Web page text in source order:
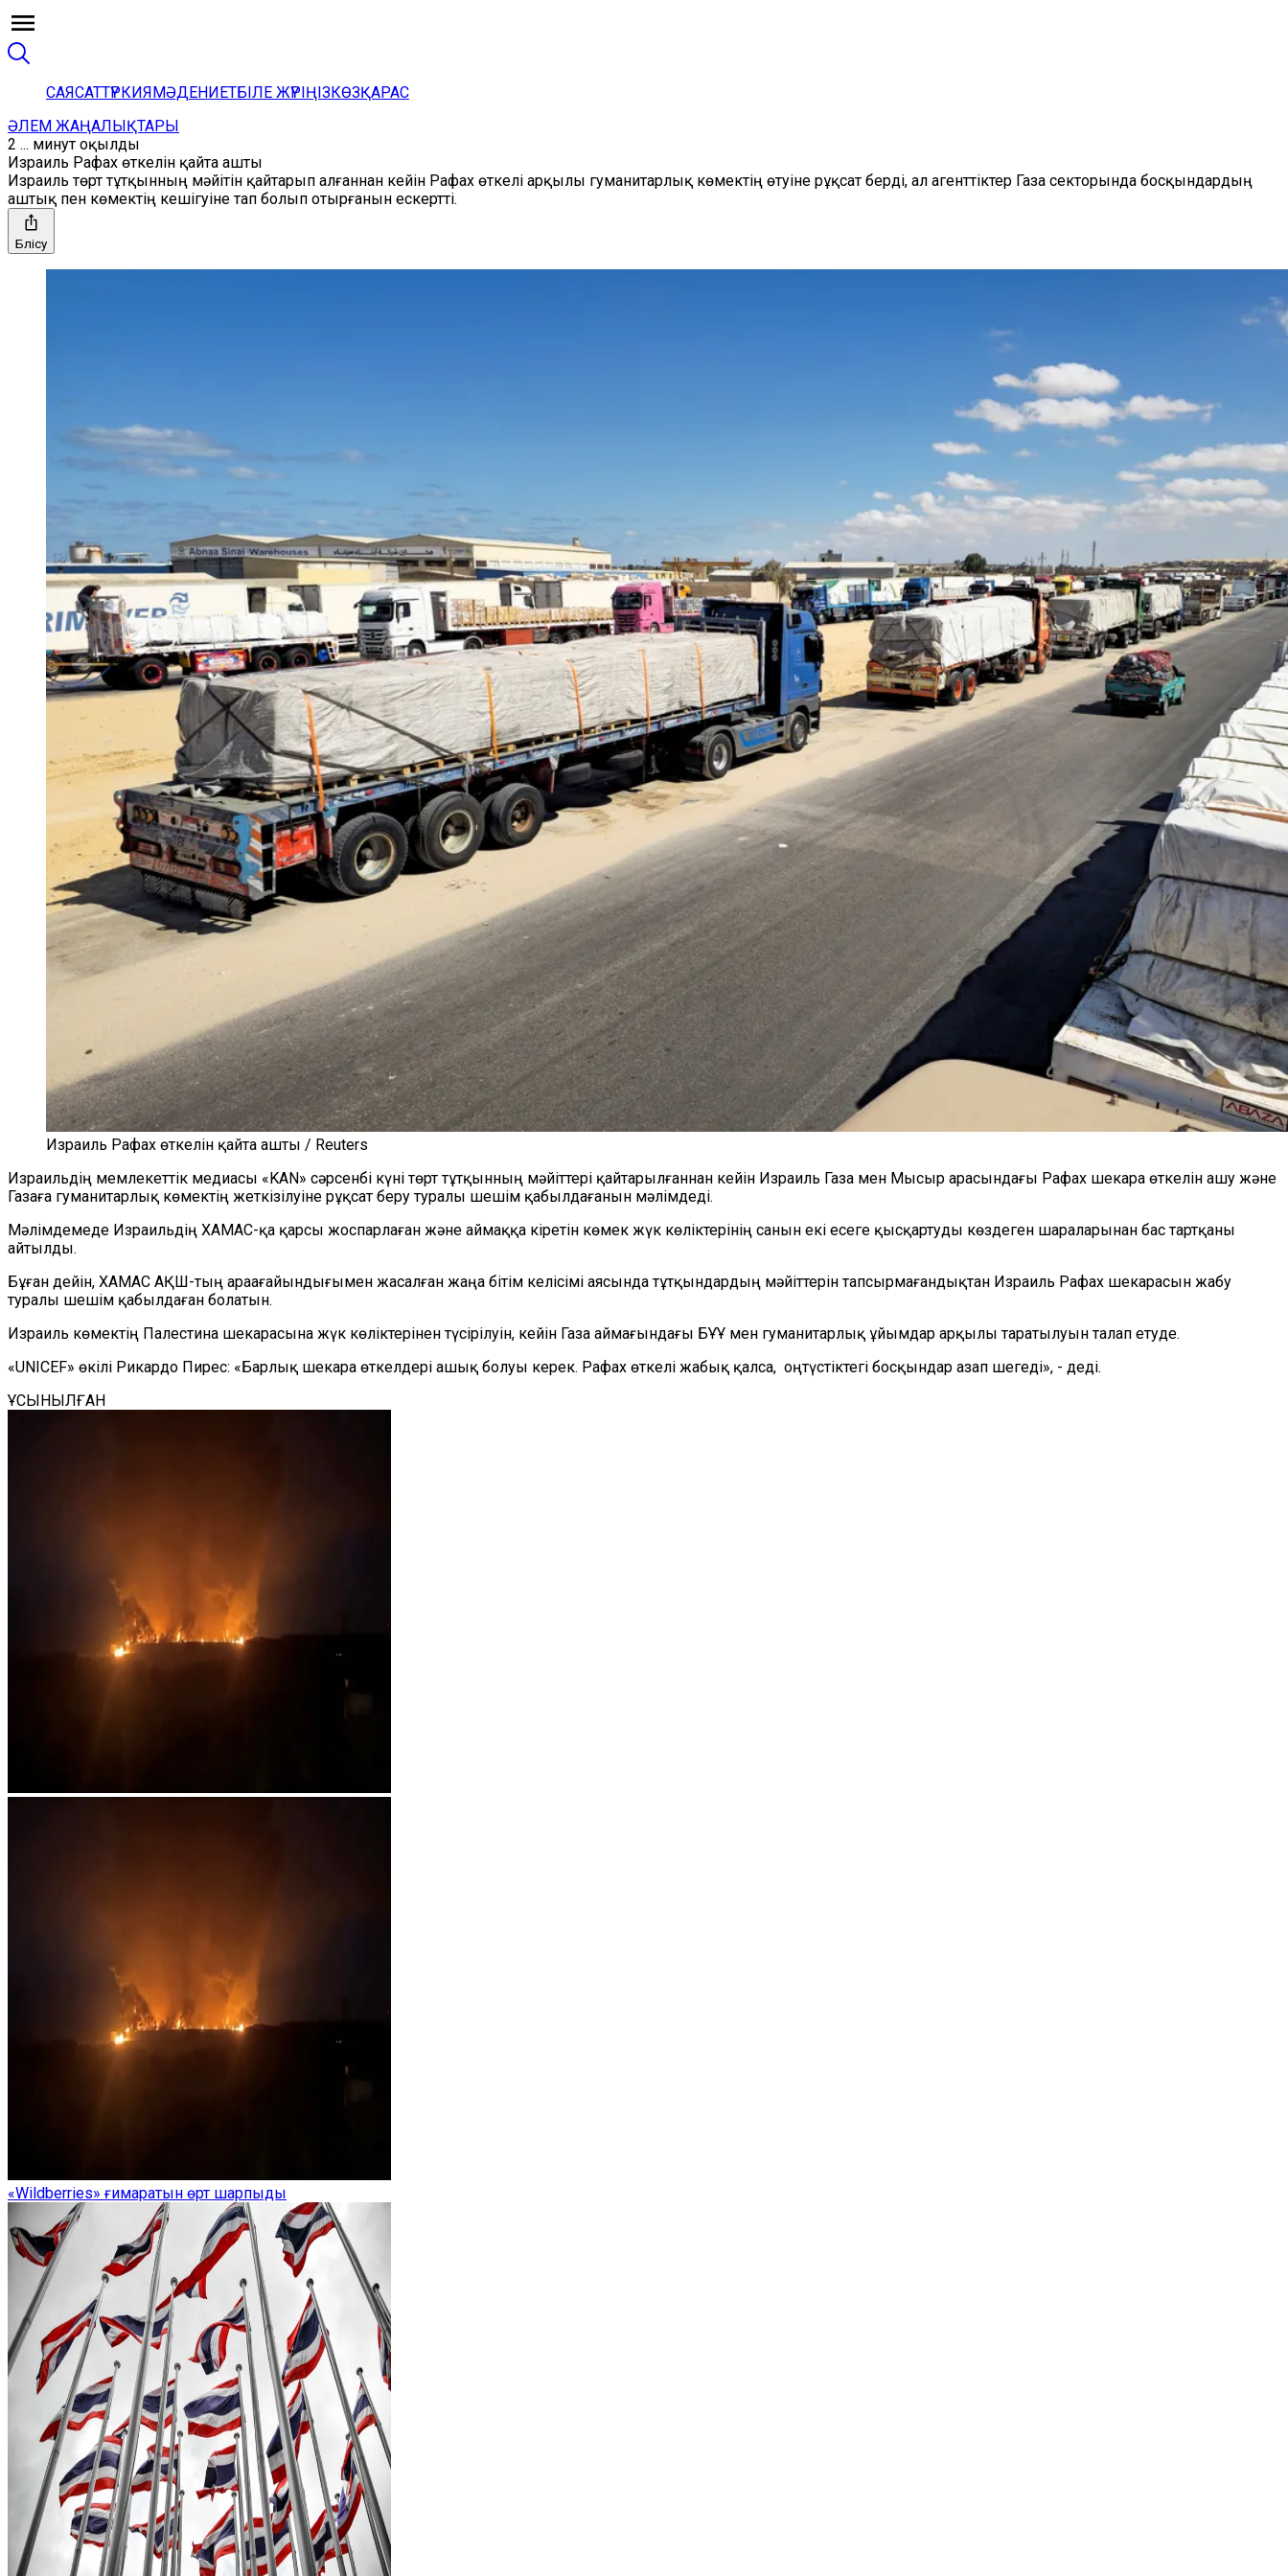
САЯСАТТҮРКИЯМӘДЕНИЕТБІЛЕ ЖҮРІҢІЗКӨЗҚАРАС
ӘЛЕМ ЖАҢАЛЫҚТАРЫ
2 ... минут оқылды
Израиль Рафах өткелін қайта ашты
Израиль төрт тұтқынның мәйітін қайтарып алғаннан кейін Рафах өткелі арқылы гуманитарлық көмектің өтуіне рұқсат берді, ал агенттіктер Газа секторында босқындардың
аштық пен көмектің кешігуіне тап болып отырғанын ескертті.
Бөлісу
Израиль Рафах өткелін қайта ашты / Reuters
Израильдің мемлекеттік медиасы «KAN» сәрсенбі күнітөрт тұтқынның мәйіттері қайтарылғаннан кейін Израиль Газа мен Мысыр арасындағы Рафах шекара өткелін ашу және
Газаға гуманитарлық көмектің жеткізілуіне рұқсат беру туралы шешім қабылдағанын мәлімдеді.
Мәлімдемеде Израильдің ХАМАС-қа қарсы жоспарлаған және аймаққа кіретін көмек жүк көліктерінің санын екі есеге қысқартуды көздеген шараларынан бас тартқаны
айтылды.
Бұған дейін, ХАМАС АҚШ-тың араағайындығымен жасалған жаңа бітім келісімі аясында тұтқындардың мәйіттерін тапсырмағандықтан Израиль Рафах шекарасын жабу
туралы шешім қабылдаған болатын.
Израиль көмектің Палестина шекарасына жүк көліктерінен түсірілуін, кейін Газа аймағындағы БҰҰ мен гуманитарлық ұйымдар арқылы таратылуын талап етуде.
«UNICEF» өкілі Рикардо Пирес: «Барлық шекара өткелдері ашық болуы керек. Рафах өткелі жабық қалса, оңтүстіктегі босқындар азап шегеді», - деді.
ҰСЫНЫЛҒАН
«Wildberries» ғимаратын өрт шарпыды